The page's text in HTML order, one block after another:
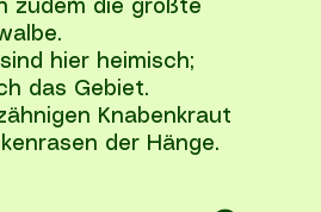
zudem die größte
hier heimisch;
das Gebiet.
Knabenkraut
der Hänge.